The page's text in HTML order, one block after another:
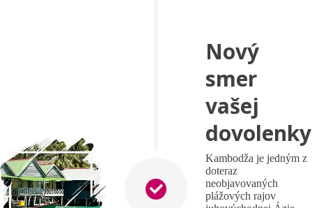
Nový
smer
vašej
dovolenky
Kambodža je jedným z
doteraz
neobjavovaných
plážových rajov